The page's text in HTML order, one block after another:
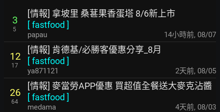
3
5
[情報] 拿坡里 桑葚果香蛋塔 8/6新上市
[fastfood ]
papau 14小時前, 08/07
12
17
[情報] 肯德基/必勝客優惠分享_8月
[fastfood ]
ya871121 2天前, 08/05
26
64
[情報] 麥當勞APP優惠 買超值全餐送大麥克沾醬
[fastfood ]
medama 4天前, 08/03